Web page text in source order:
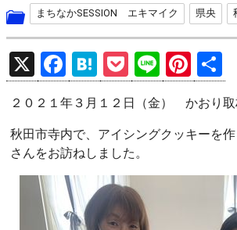
まちなかSESSION エキマイク 県央
X
F
a
ce
b
o
o
k
H
at
e
n
a
P
o
ck
et
Li
n
e
Pi
nt
er
es
２０２１年３月１２日（金） かおり
秋田市寺内で、アイシングクッキーを
さんをお訪ねしました。